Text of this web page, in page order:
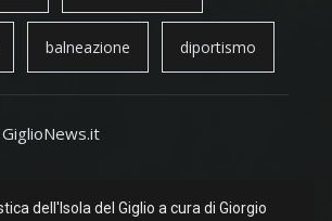
balneazione diportismo
dell'Isola del Giglio a cura di Giorgio